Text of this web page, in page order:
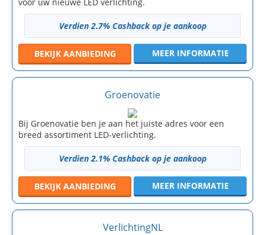
Verdien 2.7% Cashback op je aankoop
BEKIJK AANBIEDING MEER INFORMATIE
Groenovatie
Bij Groenovatie ben je aan het juiste adres voor een
breed assortiment LED-verlichting.
Verdien 2.1% Cashback op je aankoop
BEKIJK AANBIEDING MEER INFORMATIE
VerlichtingNL